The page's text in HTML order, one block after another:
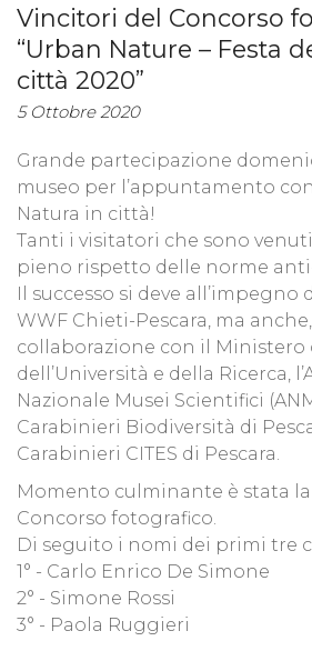
Vincitori del Concorso
“Urban Nature – Festa
città 2020”
5 Ottobre 2020
Grande partecipazione
museo per l’appuntamento
Natura in città!
Tanti i visitatori che sono
pieno rispetto delle norme
Il successo si deve all’impegno
WWF Chieti-Pescara, ma
collaborazione con il Ministero
dell’Università e della Ricerca,
Nazionale Musei Scientifici
Carabinieri Biodiversità di
Carabinieri CITES di Pescara.
Momento culminante è stata
Concorso fotografico.
Di seguito i nomi dei primi tre
1° - Carlo Enrico De Simone
2° - Simone Rossi
3° - Paola Ruggieri